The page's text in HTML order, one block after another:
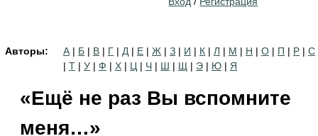
Авторы: А | Б | В | Г | Д | Е | Ж | З | И | К | Л | М | Н | О | П | Р | С
| Т | У | Ф | Х | Ц | Ч | Ш | Щ | Э | Ю | Я
«Ещё не раз Вы вспомните
меня…»